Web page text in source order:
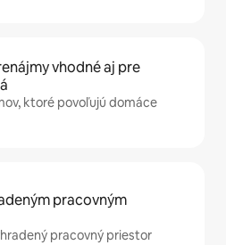
vhodné aj pre
ktoré povoľujú domáce
pracovným
pracovný priestor